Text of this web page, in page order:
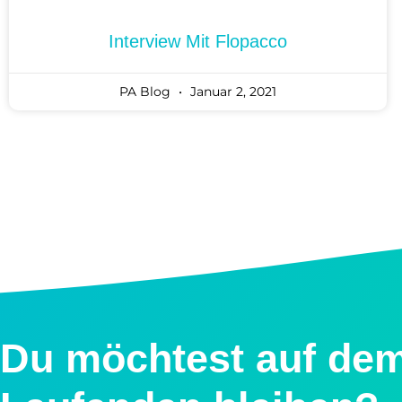
Interview Mit Flopacco
PA Blog Januar 2, 2021
Du möchtest auf